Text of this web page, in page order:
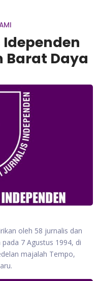
Barat Daya
oleh 58 jurnalis dan
7 Agustus 1994, di
majalah Tempo,